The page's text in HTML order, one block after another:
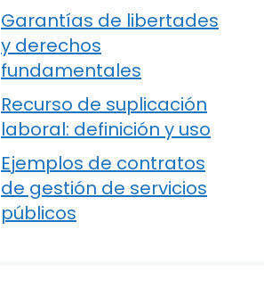
Garantías de libertades
y derechos
fundamentales
Recurso de suplicación
laboral: definición y uso
Ejemplos de contratos
de gestión de servicios
públicos